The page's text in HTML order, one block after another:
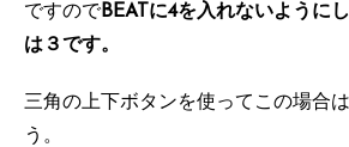
ですのでBEATに4を入れないように
は３です。
三角の上下ボタンを使ってこの場合
う。